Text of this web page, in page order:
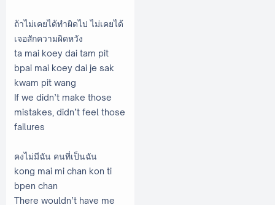
ถ้าไม่เคยได้ทำผิดไป ไม่เคยได้
เจอสักความผิดหวัง
ta mai koey dai tam pit
bpai mai koey dai je sak
kwam pit wang
If we didn’t make those
mistakes, didn’t feel those
failures
คงไม่มีฉัน คนที่เป็นฉัน
kong mai mi chan kon ti
bpen chan
There wouldn’t have me